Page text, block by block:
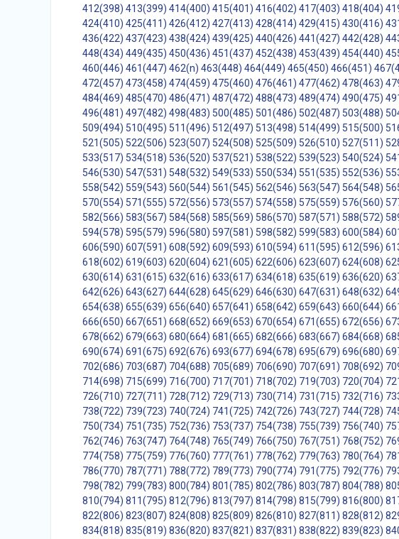
412(398) 413(399) 414(400) 415(401) 416(402) 417(403) 418(404)
424(410) 425(411) 426(412) 427(413) 428(414) 429(415) 430(416)
436(422) 437(423) 438(424) 439(425) 440(426) 441(427) 442(428)
448(434) 449(435) 450(436) 451(437) 452(438) 453(439) 454(440)
460(446) 461(447) 462(n) 463(448) 464(449) 465(450) 466(451)
472(457) 473(458) 474(459) 475(460) 476(461) 477(462) 478(463)
484(469) 485(470) 486(471) 487(472) 488(473) 489(474) 490(475)
496(481) 497(482) 498(483) 500(485) 501(486) 502(487) 503(488)
509(494) 510(495) 511(496) 512(497) 513(498) 514(499) 515(500)
521(505) 522(506) 523(507) 524(508) 525(509) 526(510) 527(511)
533(517) 534(518) 536(520) 537(521) 538(522) 539(523) 540(524)
546(530) 547(531) 548(532) 549(533) 550(534) 551(535) 552(536)
558(542) 559(543) 560(544) 561(545) 562(546) 563(547) 564(548)
570(554) 571(555) 572(556) 573(557) 574(558) 575(559) 576(560)
582(566) 583(567) 584(568) 585(569) 586(570) 587(571) 588(572)
594(578) 595(579) 596(580) 597(581) 598(582) 599(583) 600(584)
606(590) 607(591) 608(592) 609(593) 610(594) 611(595) 612(596)
618(602) 619(603) 620(604) 621(605) 622(606) 623(607) 624(608)
630(614) 631(615) 632(616) 633(617) 634(618) 635(619) 636(620)
642(626) 643(627) 644(628) 645(629) 646(630) 647(631) 648(632)
654(638) 655(639) 656(640) 657(641) 658(642) 659(643) 660(644)
666(650) 667(651) 668(652) 669(653) 670(654) 671(655) 672(656)
678(662) 679(663) 680(664) 681(665) 682(666) 683(667) 684(668)
690(674) 691(675) 692(676) 693(677) 694(678) 695(679) 696(680)
702(686) 703(687) 704(688) 705(689) 706(690) 707(691) 708(692)
714(698) 715(699) 716(700) 717(701) 718(702) 719(703) 720(704)
726(710) 727(711) 728(712) 729(713) 730(714) 731(715) 732(716)
738(722) 739(723) 740(724) 741(725) 742(726) 743(727) 744(728)
750(734) 751(735) 752(736) 753(737) 754(738) 755(739) 756(740)
762(746) 763(747) 764(748) 765(749) 766(750) 767(751) 768(752)
774(758) 775(759) 776(760) 777(761) 778(762) 779(763) 780(764)
786(770) 787(771) 788(772) 789(773) 790(774) 791(775) 792(776)
798(782) 799(783) 800(784) 801(785) 802(786) 803(787) 804(788)
810(794) 811(795) 812(796) 813(797) 814(798) 815(799) 816(800)
822(806) 823(807) 824(808) 825(809) 826(810) 827(811) 828(812)
834(818) 835(819) 836(820) 837(821) 837(831) 838(822) 839(823)